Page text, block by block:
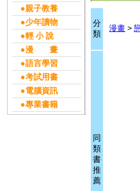
●親子教養
●少年讀物
●輕 小 說
●漫 畫
●語言學習
●考試用書
●電腦資訊
●專業書籍
分
類
漫畫 >
同
類
書
推
薦